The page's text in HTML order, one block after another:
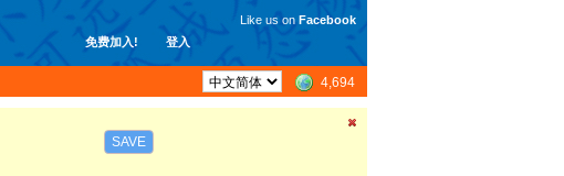
免费加入! 登入
Like us on Facebook
4,694
SAVE